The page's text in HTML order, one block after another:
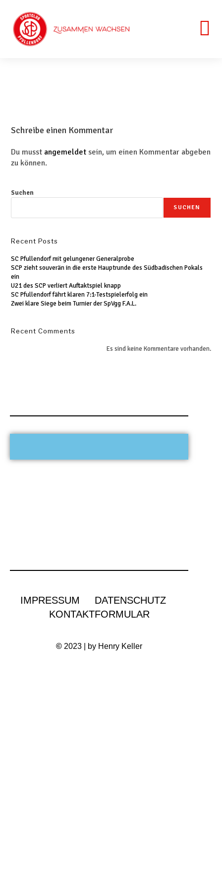
Schreibe einen Kommentar
Du musst angemeldet sein, um einen Kommentar abgeben
zu können.
Suchen
SUCHEN
Recent Posts
SC Pfullendorf mit gelungener Generalprobe
SCP zieht souverän in die erste Hauptrunde des Südbadischen Pokals
ein
U21 des SCP verliert Auftaktspiel knapp
SC Pfullendorf fährt klaren 7:1-Testspielerfolg ein
Zwei klare Siege beim Turnier der SpVgg F.A.L.
Recent Comments
Es sind keine Kommentare vorhanden.
IMPRESSUM
DATENSCHUTZ
KONTAKTFORMULAR
© 2023 | by Henry Keller